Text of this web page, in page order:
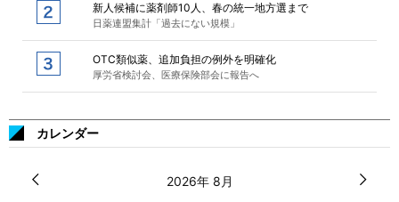
新人候補に薬剤師10人、春の統一地方選まで
日薬連盟集計「過去にない規模」
OTC類似薬、追加負担の例外を明確化
厚労省検討会、医療保険部会に報告へ
カレンダー
2026年 8月